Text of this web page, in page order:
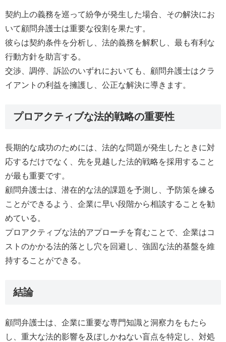
契約上の義務を巡って紛争が発生した場合、その解決にお
いて顧問弁護士は重要な役割を果たす。
彼らは契約条件を分析し、法的義務を解釈し、最も有利な
行動方針を助言する。
交渉、調停、訴訟のいずれにおいても、顧問弁護士はクラ
イアントの利益を擁護し、公正な解決に導きます。
プロアクティブな法的戦略の重要性
長期的な成功のためには、法的な問題が発生したときに対
応するだけでなく、先を見越した法的戦略を採用すること
が最も重要です。
顧問弁護士は、潜在的な法的課題を予測し、予防策を練る
ことができるよう、企業に早い段階から相談することを勧
めている。
プロアクティブな法的アプローチを育むことで、企業はコ
ストのかかる法的落とし穴を回避し、強固な法的基盤を維
持することができる。
結論
顧問弁護士は、企業に重要な専門知識と洞察力をもたら
し、重大な法的影響を及ぼしかねない盲点を特定し、対処